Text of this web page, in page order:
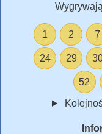
1 2 7
24 29
52